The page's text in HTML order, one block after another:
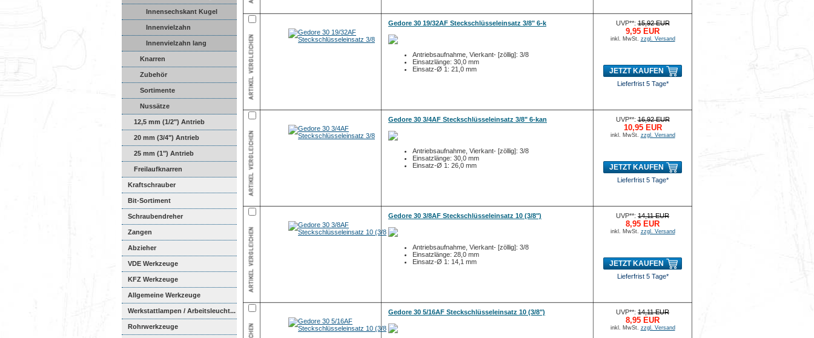
Innensechskant Kugel
Innenvielzahn
Innenvielzahn lang
Knarren
Zubehör
Sortimente
Nussätze
12,5 mm (1/2") Antrieb
20 mm (3/4") Antrieb
25 mm (1") Antrieb
Freilaufknarren
Kraftschrauber
Bit-Sortiment
Schraubendreher
Zangen
Abzieher
VDE Werkzeuge
KFZ Werkzeuge
Allgemeine Werkzeuge
Werkstattlampen / Arbeitsleucht...
Rohrwerkzeuge
Gedore 30 19/32AF Steckschlüsseleinsatz 3/8" 6-k
Antriebsaufnahme, Vierkant- [zöllig]: 3/8
Einsatzlänge: 30,0 mm
Einsatz-Ø 1: 21,0 mm
UVP**:15,92 EUR
9,95 EUR
inkl. MwSt. zzgl. Versand
JETZT KAUFEN
Lieferfrist 5 Tage*
Gedore 30 3/4AF Steckschlüsseleinsatz 3/8" 6-kan
Antriebsaufnahme, Vierkant- [zöllig]: 3/8
Einsatzlänge: 30,0 mm
Einsatz-Ø 1: 26,0 mm
UVP**:16,92 EUR
10,95 EUR
inkl. MwSt. zzgl. Versand
JETZT KAUFEN
Lieferfrist 5 Tage*
Gedore 30 3/8AF Steckschlüsseleinsatz 10 (3/8")
Antriebsaufnahme, Vierkant- [zöllig]: 3/8
Einsatzlänge: 28,0 mm
Einsatz-Ø 1: 14,1 mm
UVP**: 14,11 EUR
8,95 EUR
inkl. MwSt. zzgl. Versand
JETZT KAUFEN
Lieferfrist 5 Tage*
Gedore 30 5/16AF Steckschlüsseleinsatz 10 (3/8") UVP**: 14,11 EUR
8,95 EUR
inkl. MwSt. zzgl. Versand